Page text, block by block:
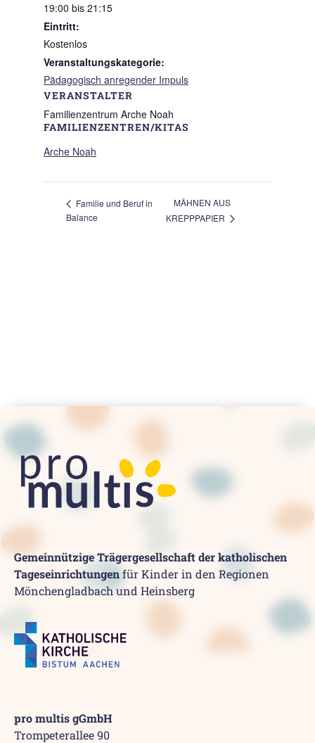
19:00 bis 21:15
Eintritt:
Kostenlos
Veranstaltungskategorie:
Pädagogisch anregender Impuls
VERANSTALTER
Familienzentrum Arche Noah
FAMILIENZENTREN/KITAS
Arche Noah
Familie und Beruf in
Balance
MÄHNEN AUS
KREPPPAPIER
Gemeinnützige Trägergesellschaft der katholischen
Tageseinrichtungenfür Kinder in den Regionen
Mönchengladbach und Heinsberg
pro multis gGmbH
Trompeterallee 90